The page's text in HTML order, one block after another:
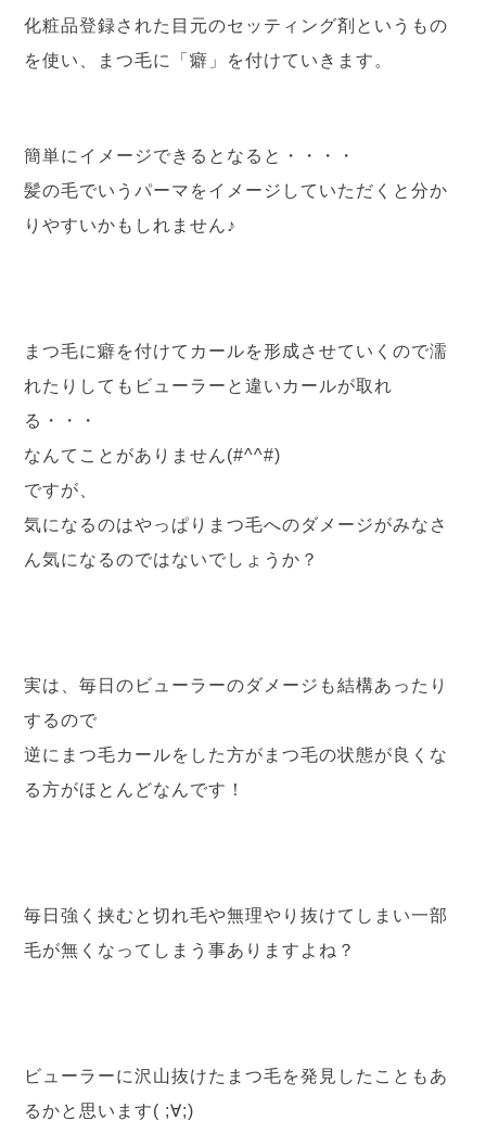
化粧品登録された目元のセッティング剤というもの
を使い、まつ毛に「癖」を付けていきます。
簡単にイメージできるとなると・・・・
髪の毛でいうパーマをイメージしていただくと分か
りやすいかもしれません♪
まつ毛に癖を付けてカールを形成させていくので濡
れたりしてもビューラーと違いカールが取れ
る・・・
なんてことがありません(#^^#)
ですが、
気になるのはやっぱりまつ毛へのダメージがみなさ
ん気になるのではないでしょうか？
実は、毎日のビューラーのダメージも結構あったり
するので
逆にまつ毛カールをした方がまつ毛の状態が良くな
る方がほとんどなんです！
毎日強く挟むと切れ毛や無理やり抜けてしまい一部
毛が無くなってしまう事ありますよね？
ビューラーに沢山抜けたまつ毛を発見したこともあ
るかと思います( ;∀;)